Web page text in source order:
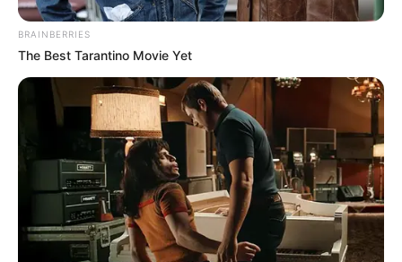
BRAINBERRIES
The Best Tarantino Movie Yet